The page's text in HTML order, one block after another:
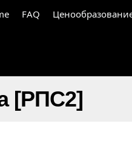
FAQ
[РПС2]